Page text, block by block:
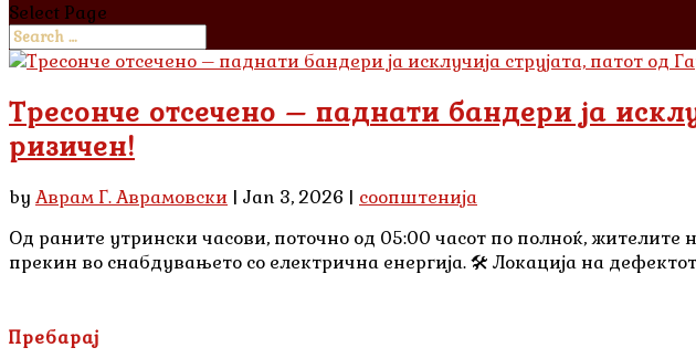
Select Page
Тресонче отсечено – паднати бандери ја
ризичен!
by Аврам Г. Аврамовски | Jan 3, 2026 | соопштенија
Од раните утрински часови, поточно од 05:00 часот по полноќ, жителите
прекин во снабдувањето со електрична енергија. 🛠 Локација на
Пребарај